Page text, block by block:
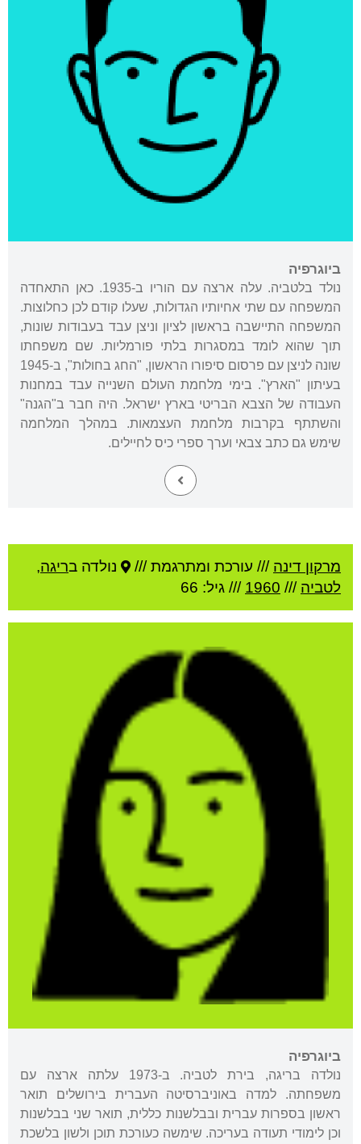
ביוגרפיה
נולד בלטביה. עלה ארצה עם הוריו ב-1935. כאן התאחדה
המשפחה עם שתי אחיותיו הגדולות, שעלו קודם לכן כחלוצות.
המשפחה התיישבה בראשון לציון וניצן עבד בעבודות שונות,
תוך שהוא לומד במסגרות בלתי פורמליות. שם משפחתו
שונה לניצן עם פרסום סיפורו הראשון, "החג בחולות", ב-1945
בעיתון "הארץ". בימי מלחמת העולם השנייה עבד במחנות
העבודה של הצבא הבריטי בארץ ישראל. היה חבר ב"הגנה"
והשתתף בקרבות מלחמת העצמאות. במהלך המלחמה
שימש גם כתב צבאי וערך ספרי כיס לחיילים.
מרקון דינה /// עורכת ומתרגמת /// נולדה בריגה,
לטביה ///
1960 /// גיל: 66
ביוגרפיה
נולדה בריגה, בירת לטביה. ב-1973 עלתה ארצה עם
משפחתה. למדה באוניברסיטה העברית בירושלים תואר
ראשון בספרות עברית ובבלשנות כללית, תואר שני בבלשנות
וכן לימודי תעודה בעריכה. שימשה כעורכת תוכן ולשון בלשכת